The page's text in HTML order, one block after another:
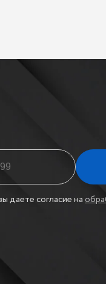
даете согласие на